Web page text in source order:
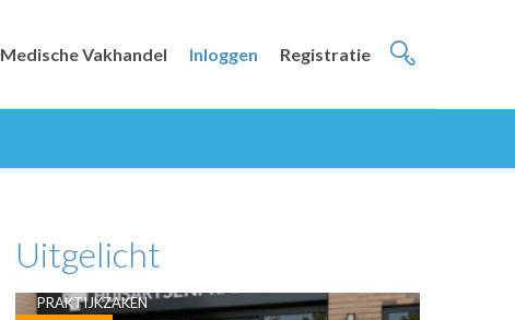
Medische Vakhandel Inloggen Registratie
Uitgelicht
PRAKTIJKZAKEN